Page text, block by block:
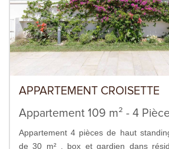
APPARTEMENT CROISETTE
Appartement 109 m² - 4
Appartement 4 pièces de haut
de 30 m² , box et gardien dans